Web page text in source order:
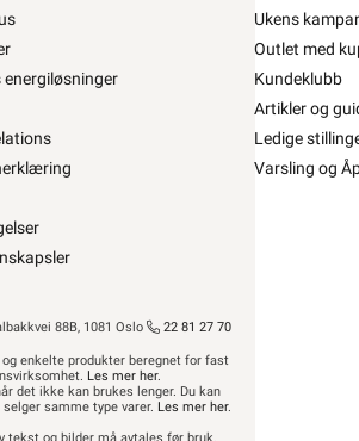
2000w 200m
ett spørsmål (
butikk ikke valgt, velg
Hent-i-Butikk
energiløsninger
Ukens
Outlet med
Kundeklubb
Artikler og
Ledige
Varsling og
88B, 1081 Oslo 22 81 27 70
enkelte produkter beregnet for fast
Les mer her.
det ikke kan brukes lenger. Du kan
samme type varer. Les mer her.